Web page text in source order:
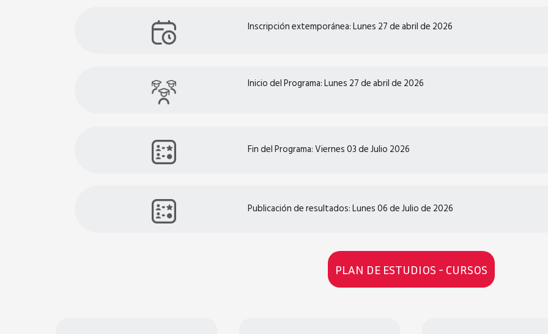
Inscripción extemporánea: Lunes 27 de abril de 2026
Inicio del Programa: Lunes 27 de abril de 2026
Fin del Programa: Viernes 03 de Julio 2026
Publicación de resultados: Lunes 06 de Julio de 2026
PLAN DE ESTUDIOS - CURSOS